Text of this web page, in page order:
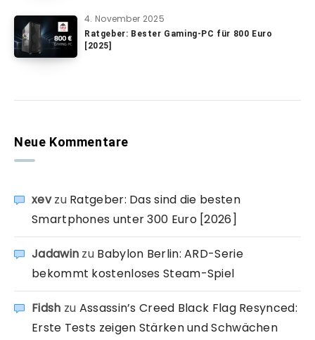
4. November 2025
Ratgeber: Bester Gaming-PC für 800 Euro
[2025]
Neue Kommentare
xevzu Ratgeber: Das sind die besten
Smartphones unter 300 Euro [2026]
Jadawin zu Babylon Berlin: ARD-Serie
bekommt kostenloses Steam-Spiel
Fidsh zu Assassin’s Creed Black Flag Resynced:
Erste Tests zeigen Stärken und Schwächen